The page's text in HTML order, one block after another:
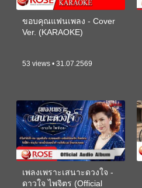
ขอบคุณแฟนเพลง - Cover
Ver. (KARAOKE)
53 views • 31.07.2569
เพลงเพราะเสนาะดวงใจ -
ดาวใจ ไพจิตร (Official